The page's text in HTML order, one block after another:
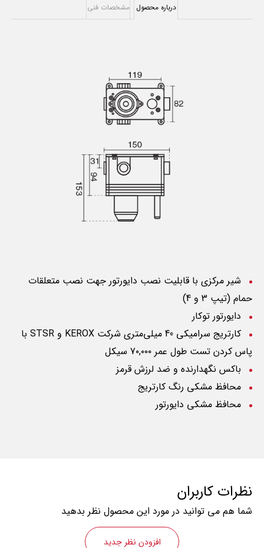
درباره محصول مشخصات فنی
شیر مرکزی با قابلیت نصب دایورتور جهت نصب متعلقات
حمام (تیپ 3 و 4)
دایورتور توکار
کارتریج سرامیکی 40 میلی‌متری شرکت
KEROX و STSR با
پاس کردن تست طول عمر 7۰,۰۰۰ سیکل
باکس نگهدارنده و ضد لرزش قرمز
محافظ مشکی رنگ کارتریج
محافظ مشکی دایورتور
نظرات کاربران
شما هم می توانید در مورد این محصول نظر بدهید
افزودن نظر جدید